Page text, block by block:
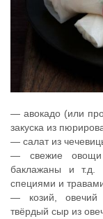
— авокадо (или
закуска из
— салат из
— свежие овощи
баклажаны и т.д.
специями и
— козий, овечий
твёрдый сыр из